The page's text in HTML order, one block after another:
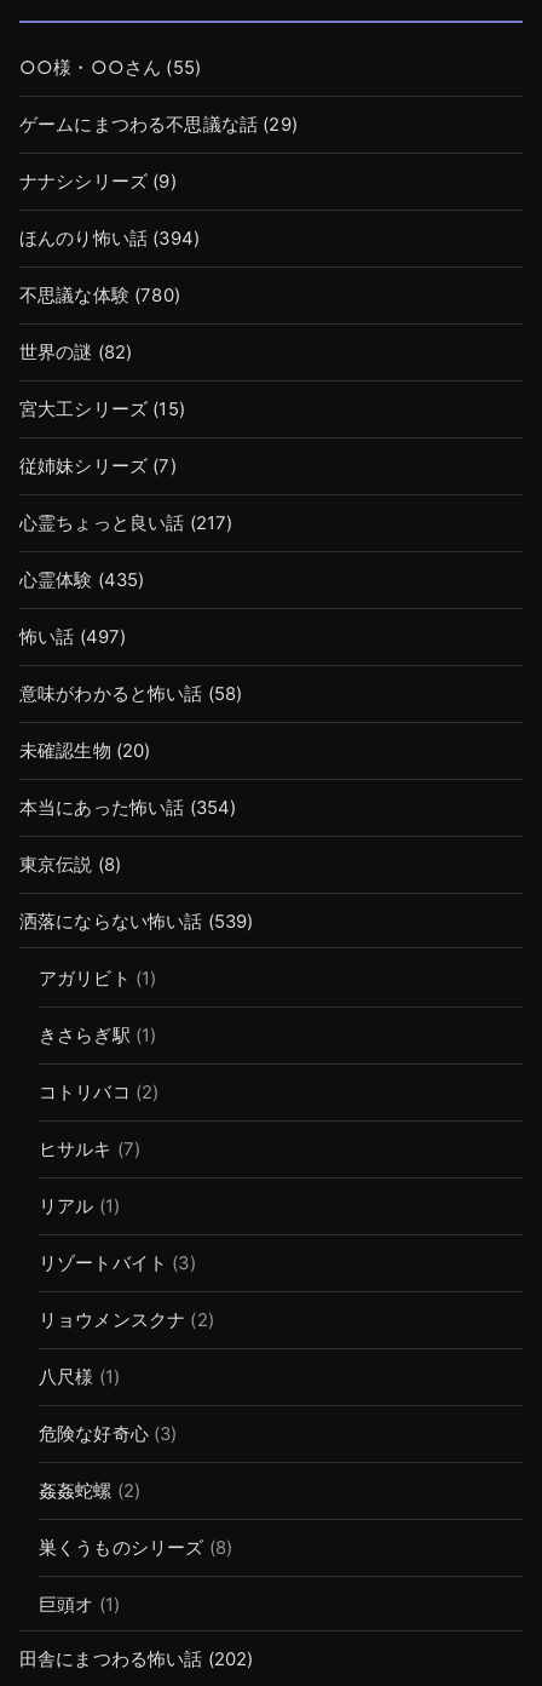
○○様・○○さん (55)
ゲームにまつわる不思議な話 (29)
ナナシシリーズ (9)
ほんのり怖い話 (394)
不思議な体験 (780)
世界の謎 (82)
宮大工シリーズ (15)
従姉妹シリーズ (7)
心霊ちょっと良い話 (217)
心霊体験 (435)
怖い話 (497)
意味がわかると怖い話 (58)
未確認生物 (20)
本当にあった怖い話 (354)
東京伝説 (8)
洒落にならない怖い話 (539)
アガリビト (1)
きさらぎ駅 (1)
コトリバコ (2)
ヒサルキ (7)
リアル (1)
リゾートバイト (3)
リョウメンスクナ (2)
八尺様 (1)
危険な好奇心(3)
姦姦蛇螺 (2)
巣くうものシリーズ (8)
巨頭オ (1)
田舎にまつわる怖い話 (202)